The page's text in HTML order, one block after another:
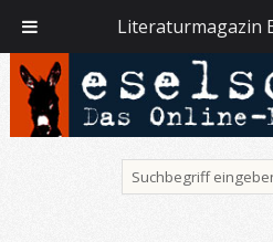
Literaturmagazin